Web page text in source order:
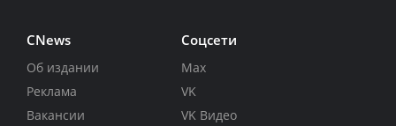
CNews
Об издании
Реклама
Вакансии
Соцсети
Max
VK
VK Видео